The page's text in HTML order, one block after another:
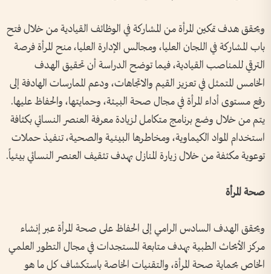
ويحقق هدف تمكين المرأة من المشاركة في الوظائف القيادية من خلال فتح
باب المشاركة في اللجان العليا، ومجالس الإدارة العليا، منح المرأة فرصة
الترقي للمناصب القيادية، فيما توضح الدراسة أن تحقيق الهدف
الخامس المتمثل في تعزيز القيم والاتجاهات، ودعم الممارسات الهادفة إلى
رفع مستوى أداء المرأة في مجال صحة البيئة، وحمايتها، والحفاظ عليها.
يتم من خلال وضع برنامج متكامل لزيادة معرفة العنصر النسائي بكثافة
استخدام المواد الكيماوية، ومخاطرها البيئية والصحية، تنفيذ حملات
توعوية مكثفة من خلال زيارة المنازل بهدف تثقيف العنصر النسائي بيئياً.
صحة المرأة
ويحقق الهدف السادس الرامي إلى الحفاظ على صحة المرأة عبر إنشاء
مركز الأبحاث الطبية بهدف متابعة المستجدات في مجال التطور العلمي
الخاص بحماية صحة المرأة، والتقنيات الخاصة باستكشاف كل ما هو